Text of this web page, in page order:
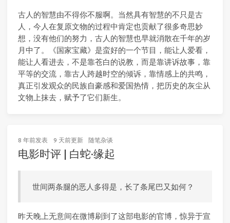
古人的智慧由不得你不服啊。当然具有智慧的不只是古
人，今人在复原文物的过程中肯定也贡献了很多奇思妙
想，没有他们的努力，古人的智慧也早就消散在千年的岁
月中了。《国家宝藏》是蛮好的一个节目，能让人爱看，
能让人看进去，不是靠苍白的说教，而是靠讲诉故事，靠
平等的交流，靠古人跨越时空的倾诉，靠情感上的共鸣，
真正引发观众的民族自豪感和爱国热情，把历史的灰尘从
文物上抹去，赋予了它们新生。
8 年前发表 9 天前更新 随笔杂谈
电影时评 | 白蛇·缘起
世间两条腿的恶人多得是，长了条尾巴又如何？
昨天晚上无意间在微博刷到了这部电影的官博，惊异于宣